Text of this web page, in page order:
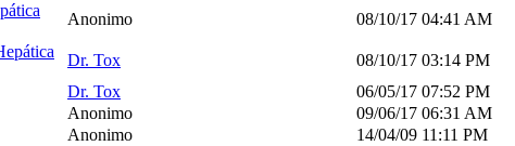
Anonimo 08/10/17 04:41 AM
Dr. Tox 08/10/17 03:14 PM
Dr. Tox 06/05/17 07:52 PM
Anonimo 09/06/17 06:31 AM
Anonimo 14/04/09 11:11 PM